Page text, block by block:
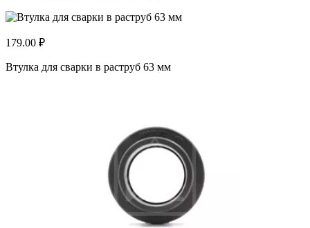
179.00 ₽
Втулка для сварки в раструб 63 мм